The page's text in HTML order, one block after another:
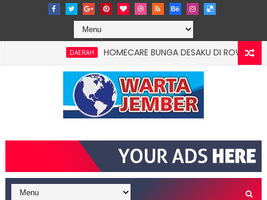
HOMECARE BUNGA DESAKU DI ROWOTAMTU: